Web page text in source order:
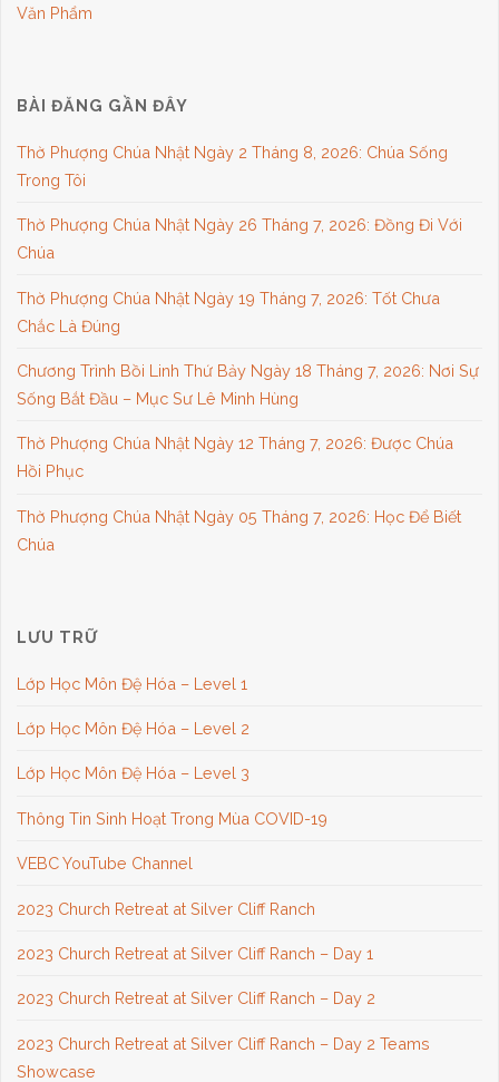
Văn Phẩm
BÀI ĐĂNG GẦN ĐÂY
Thờ Phượng Chúa Nhật Ngày 2 Tháng 8, 2026: Chúa Sống
Trong Tôi
Thờ Phượng Chúa Nhật Ngày 26 Tháng 7, 2026: Đồng Đi Với
Chúa
Thờ Phượng Chúa Nhật Ngày 19 Tháng 7, 2026: Tốt Chưa
Chắc Là Đúng
Chương Trình Bồi Linh Thứ Bảy Ngày 18 Tháng 7, 2026: Nơi Sự
Sống Bắt Đầu – Mục Sư Lê Minh Hùng
Thờ Phượng Chúa Nhật Ngày 12 Tháng 7, 2026: Được Chúa
Hồi Phục
Thờ Phượng Chúa Nhật Ngày 05 Tháng 7, 2026: Học Để Biết
Chúa
LƯU TRỮ
Lớp Học Môn Đệ Hóa – Level 1
Lớp Học Môn Đệ Hóa – Level 2
Lớp Học Môn Đệ Hóa – Level 3
Thông Tin Sinh Hoạt Trong Mùa COVID-19
VEBC YouTube Channel
2023 Church Retreat at Silver Cliff Ranch
2023 Church Retreat at Silver Cliff Ranch – Day 1
2023 Church Retreat at Silver Cliff Ranch – Day 2
2023 Church Retreat at Silver Cliff Ranch – Day 2 Teams
Showcase